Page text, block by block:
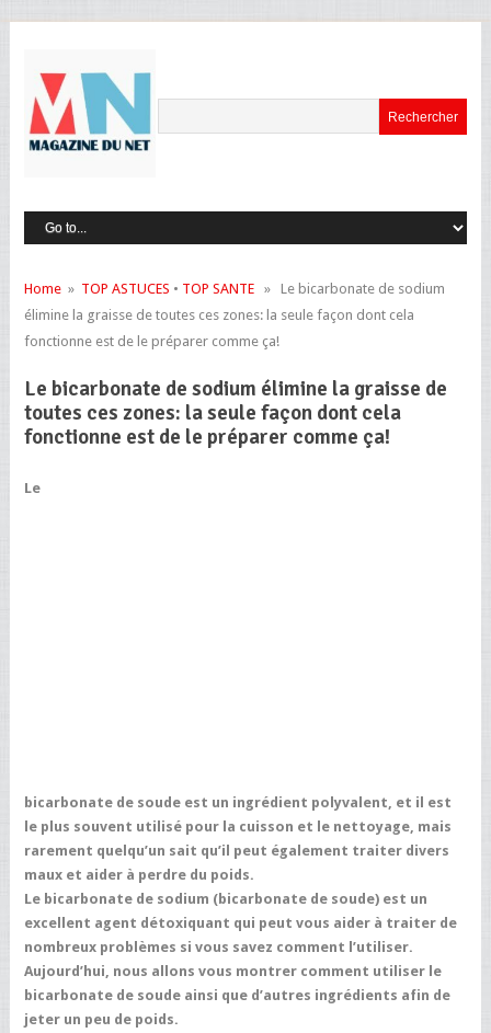
Home» TOP ASTUCES • TOP SANTE» Le bicarbonate de sodium
élimine la graisse de toutes ces zones: la seule façon dont cela
fonctionne est de le préparer comme ça!
Le bicarbonate de sodium élimine la graisse de
toutes ces zones: la seule façon dont cela
fonctionne est de le préparer comme ça!
Le
bicarbonate de soude est un ingrédient polyvalent, et il est
le plus souvent utilisé pour la cuisson et le nettoyage, mais
rarement quelqu’un sait qu’il peut également traiter divers
maux et aider à perdre du poids.
Le bicarbonate de sodium (bicarbonate de soude) est un
excellent agent détoxiquant qui peut vous aider à traiter de
nombreux problèmes si vous savez comment l’utiliser.
Aujourd’hui, nous allons vous montrer comment utiliser le
bicarbonate de soude ainsi que d’autres ingrédients afin de
jeter un peu de poids.